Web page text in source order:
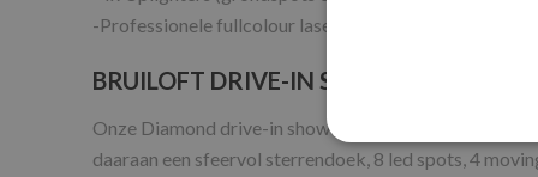
-Professionele fullcolour lasershow
BRUILOFT DRIVE-IN SHOW HUREN
Onze Diamond drive-in show is de parel van onze
daaraan een sfeervol sterrendoek, 8 led spots, 4